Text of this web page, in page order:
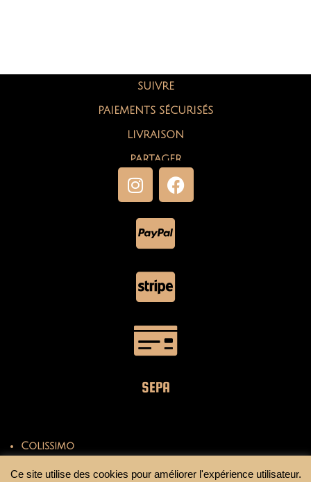
SUIVRE
PAIEMENTS SÉCURISÉS
LIVRAISON
PARTAGER
SEPA
Colissimo
Ce site utilise des cookies pour améliorer l'expérience utilisateur.